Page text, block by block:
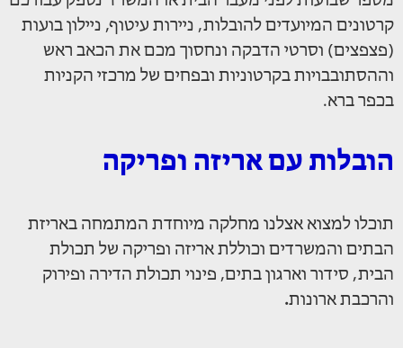
קרטונים המיועדים להובלות, ניירות עיטוף, ניילון בועות
(פצפצים) וסרטי הדבקה ונחסוך מכם את הכאב ראש
וההסתובבויות בקרטוניות ובפחים של מרכזי הקניות
בכפר ברא.
הובלות עם אריזה ופריקה
תוכלו למצוא אצלנו מחלקה מיוחדת המתמחה באריזת
הבתים והמשרדים וכוללת אריזה ופריקה של תכולת
הבית, סידור וארגון בתים, פינוי תכולת הדירה ופירוק
והרכבת ארונות.